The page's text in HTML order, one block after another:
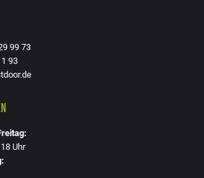
99 73
93
Uhr